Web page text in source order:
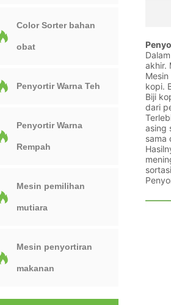
Color Sorter bahan
obat
Penyortir Warna Teh
Penyortir Warna
Rempah
Mesin pemilihan
mutiara
Mesin penyortiran
makanan
akhir.
kopi.
Biji
dari
asing
sama